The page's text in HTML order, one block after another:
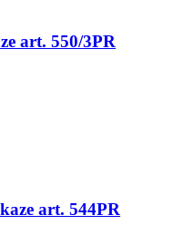
art. 550/3PR
art. 544PR